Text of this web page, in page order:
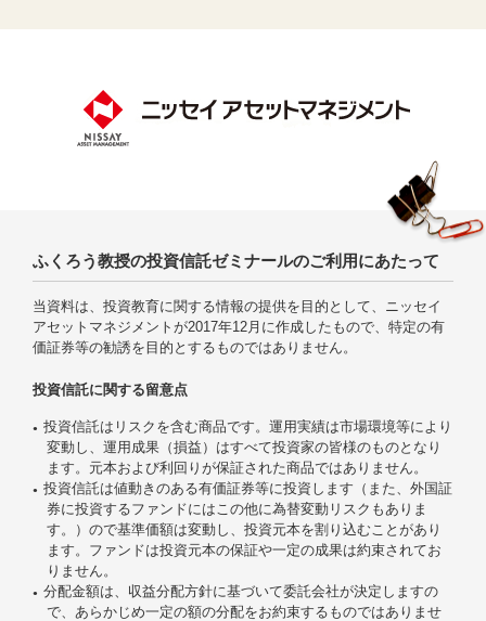
ふくろう教授の投資信託ゼミナールのご利用にあたって
当資料は、投資教育に関する情報の提供を目的として、ニッセイ
アセットマネジメントが2017年12月に作成したもので、特定の有
価証券等の勧誘を目的とするものではありません。
投資信託に関する留意点
投資信託はリスクを含む商品です。運用実績は市場環境等により
変動し、運用成果（損益）はすべて投資家の皆様のものとなり
ます。元本および利回りが保証された商品ではありません。
投資信託は値動きのある有価証券等に投資します（また、外国証
券に投資するファンドにはこの他に為替変動リスクもありま
す。）ので基準価額は変動し、投資元本を割り込むことがあり
ます。ファンドは投資元本の保証や一定の成果は約束されてお
りません。
分配金額は、収益分配方針に基づいて委託会社が決定しますの
で、あらかじめ一定の額の分配をお約束するものではありませ